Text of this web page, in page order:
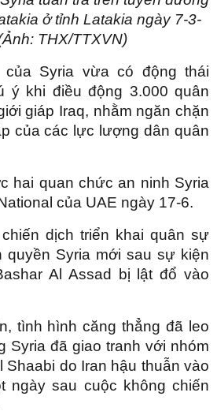
ở tỉnh Latakia ngày 7-3-
THX/TTXVN)
của Syria vừa có động thái
ý khi điều động 3.000 quân
giáp Iraq, nhằm ngăn chặn
của các lực lượng dân quân
hai quan chức an ninh Syria
của UAE ngày 17-6.
dịch triển khai quân sự
quyền Syria mới sau sự kiện
Al Assad bị lật đổ vào
tình hình căng thẳng đã leo
Syria đã giao tranh với nhóm
Shaabi do Iran hậu thuẫn vào
ngày sau cuộc không chiến